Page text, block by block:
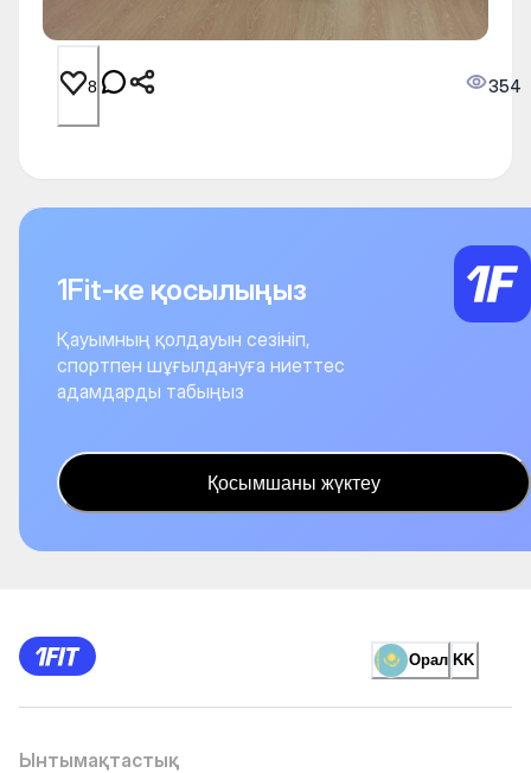
8 354
1Fit-ке қосылыңыз
Қауымның қолдауын сезініп,
спортпен шұғылдануға ниеттес
адамдарды табыңыз
Қосымшаны жүктеу
Орал KK
Ынтымақтастық